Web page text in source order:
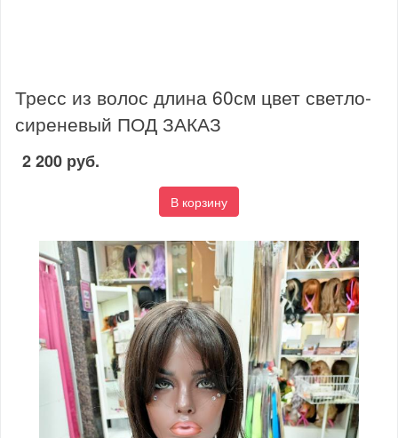
Тресс из волос длина 60см цвет светло-
сиреневый ПОД ЗАКАЗ
2 200 руб.
В корзину